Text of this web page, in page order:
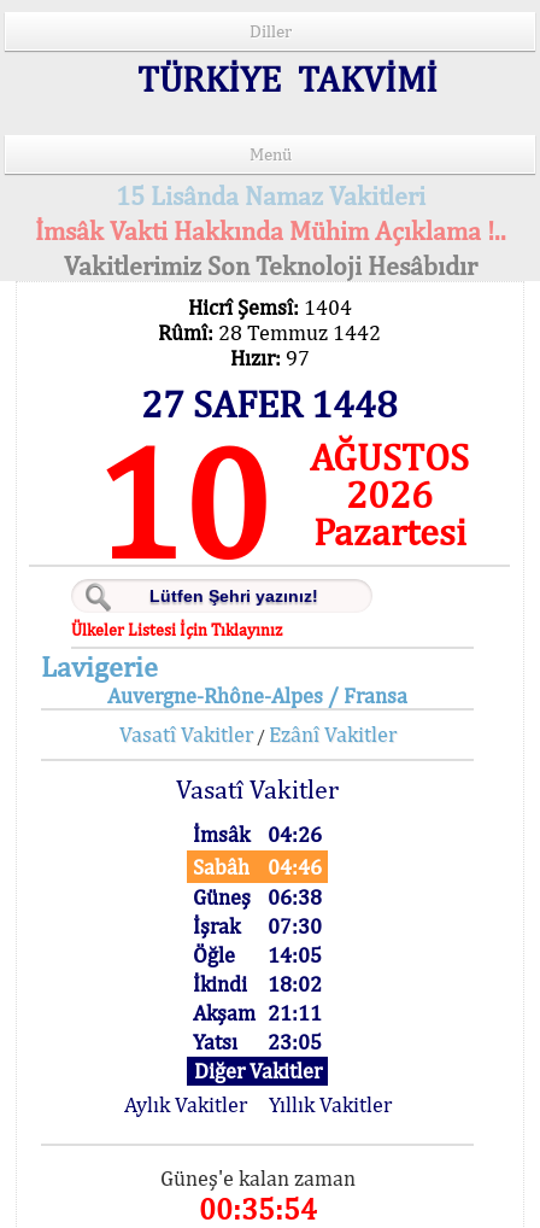
Diller
TÜRKİYE TAKVİMİ
Menü
15 Lisânda Namaz Vakitleri
İmsâk Vakti Hakkında Mühim Açıklama !..
Vakitlerimiz Son Teknoloji Hesâbıdır
Hicrî Şemsî: 1404
Rûmî: 28 Temmuz 1442
Hızır: 97
27 SAFER 1448
10
AĞUSTOS
2026
Pazartesi
Ülkeler Listesi İçin Tıklayınız
Lavigerie
Auvergne-Rhône-Alpes / Fransa
Vasatî Vakitler/ Ezânî Vakitler
Vasatî Vakitler
İmsâk
04:26
Sabâh
04:46
Güneş
06:38
İşrak
07:30
Öğle
14:05
İkindi
18:02
Akşam 21:11
Yatsı
23:05
Diğer Vakitler
Aylık Vakitler
Yıllık Vakitler
Güneş'e kalan zaman
00:35:54